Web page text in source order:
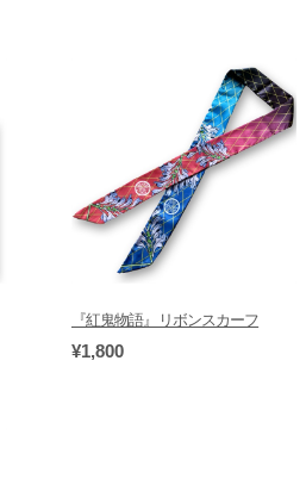
『紅鬼物語』リボンスカーフ
¥1,800